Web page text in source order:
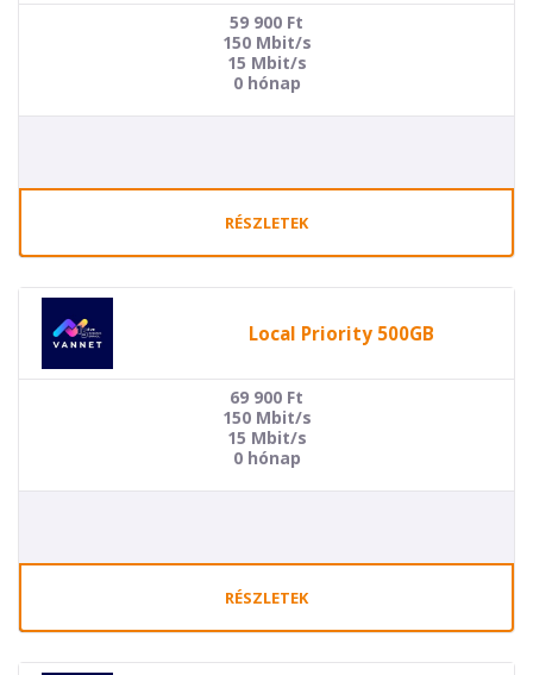
59 900 Ft
150 Mbit/s
15 Mbit/s
0 hónap
RÉSZLETEK
Local Priority 500GB
69 900 Ft
150 Mbit/s
15 Mbit/s
0 hónap
RÉSZLETEK